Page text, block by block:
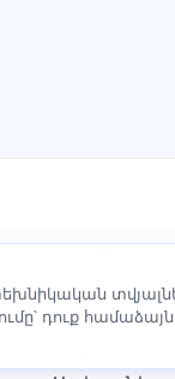
Տուն
Թեստեր
դուք համաձայն